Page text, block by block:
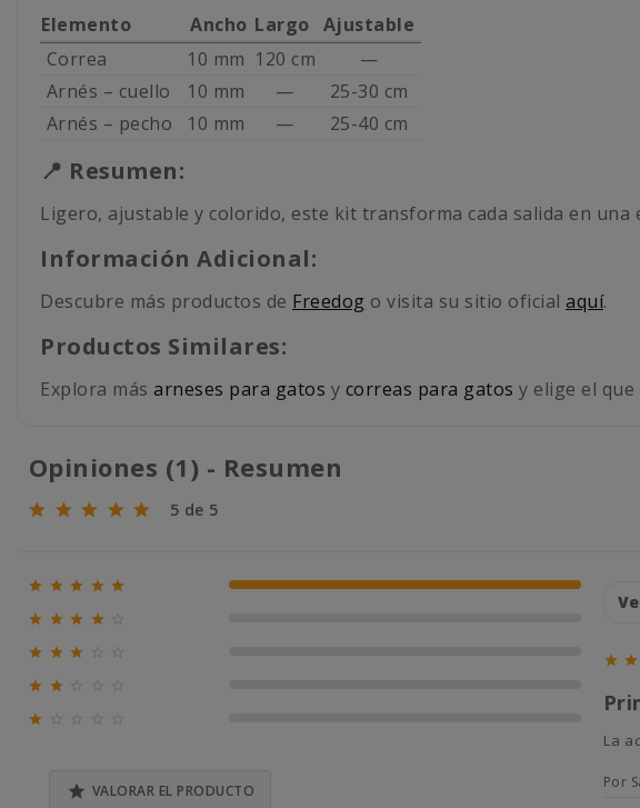
Elemento Ancho Largo Ajustable
Correa
10 mm 120 cm
—
Arnés – cuello
10 mm —
25-30 cm
Arnés – pecho
10 mm — 25-40 cm
📍 Resumen:
Ligero, ajustable y colorido, este kit transforma cada salida en
Información Adicional:
Descubre más productos de Freedog o visita su sitio oficial aquí.
Productos Similares:
Explora más arneses para gatos y correas para gatos y elige el
Opiniones (1) - Resumen
5 de 5
     100% (1)
   
  
 

 VALORAR EL PRODUCTO
 
La
Por